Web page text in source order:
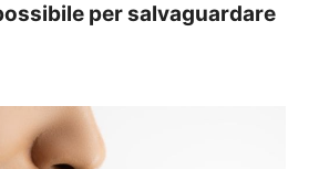
per salvaguardare